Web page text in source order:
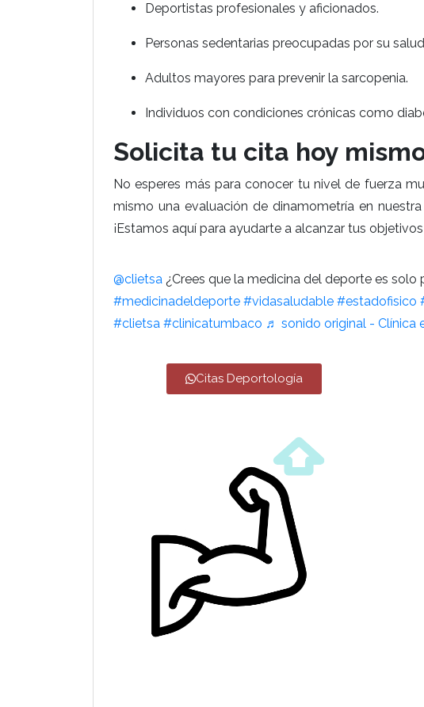
Deportistas profesionales y aficionados.
Personas sedentarias preocupadas por su
Adultos mayores para prevenir la sarcopenia.
Individuos con condiciones crónicas como
Solicita tu cita hoy
No esperes más para conocer tu nivel de fuerza
mismo una evaluación de dinamometría en
¡Estamos aquí para ayudarte a alcanzar tus
@clietsa ¿Crees que la medicina del deporte es solo
#medicinadeldeporte #vidasaludable #estadofisico
#clietsa #clinicatumbaco ♬ sonido original - Clínica
Citas Deportología